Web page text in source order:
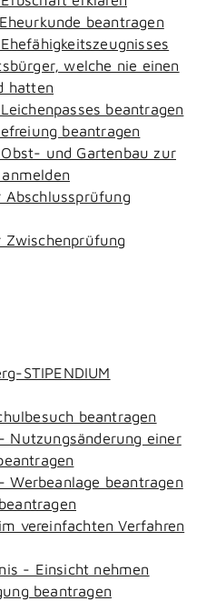
beantragen
welche nie einen
hatten
beantragen
beantragen
und Gartenbau zur
Abschlussprüfung
Zwischenprüfung
STIPENDIUM
beantragen
Nutzungsänderung einer
Werbeanlage beantragen
vereinfachten Verfahren
- Einsicht nehmen
beantragen